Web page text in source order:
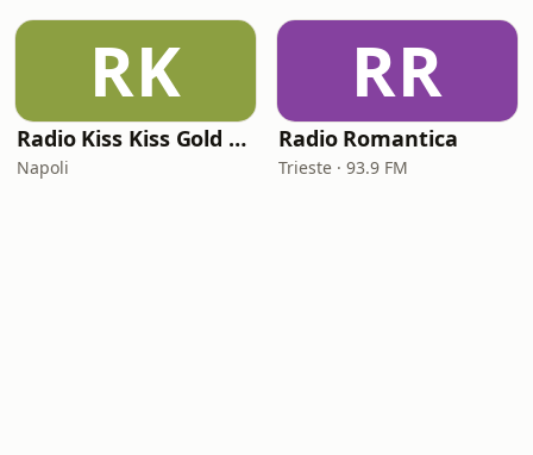
RK
Radio Kiss Kiss Gold Rock
Napoli
RR
Radio Romantica
Trieste · 93.9 FM